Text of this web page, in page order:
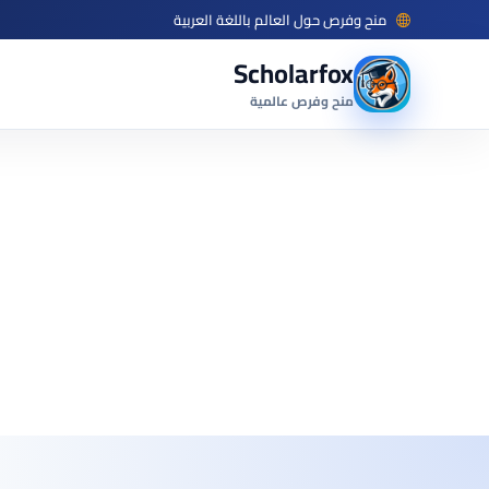
منح وفرص حول العالم باللغة العربية
Scholarfox
منح وفرص عالمية